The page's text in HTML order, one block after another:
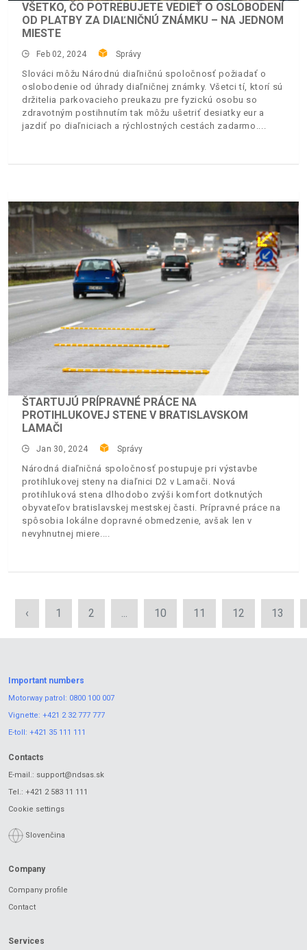
VŠETKO, ČO POTREBUJETE VEDIEŤ O OSLOBODENÍ
OD PLATBY ZA DIAĽNIČNÚ ZNÁMKU – NA JEDNOM
MIESTE
Feb 02, 2024 Správy
Slováci môžu Národnú diaľničnú spoločnosť požiadať o
oslobodenie od úhrady diaľničnej známky. Všetci tí, ktorí sú
držitelia parkovacieho preukazu pre fyzickú osobu so
zdravotným postihnutím tak môžu ušetriť desiatky eur a
jazdiť po diaľniciach a rýchlostných cestách zadarmo.
ŠTARTUJÚ PRÍPRAVNÉ PRÁCE NA
PROTIHLUKOVEJ STENE V BRATISLAVSKOM
LAMAČI
Jan 30, 2024 Správy
Národná diaľničná spoločnosť postupuje pri výstavbe
protihlukovej steny na diaľnici D2 v Lamači. Nová
protihluková stena dlhodobo zvýši komfort dotknutých
obyvateľov bratislavskej mestskej časti. Prípravné práce na
spôsobia lokálne dopravné obmedzenie, avšak len v
nevyhnutnej miere.
‹ 1 2 ... 10 11 12 13
Important numbers
Motorway patrol: 0800 100 007
Vignette: +421 2 32 777 777
E-toll: +421 35 111 111
Contacts
E-mail.: support@ndsas.sk
Tel.: +421 2 583 11 111
Cookie settings
Slovenčina
Company
Company profile
Contact
Services